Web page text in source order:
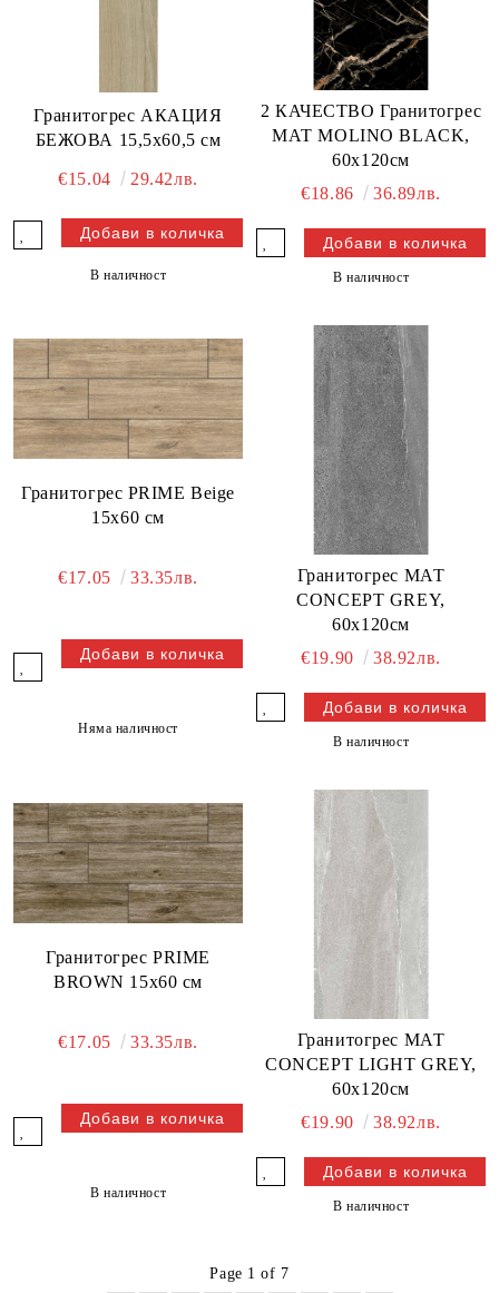
Гранитогрес АКАЦИЯ
БЕЖОВА 15,5x60,5 см
€15.04 29.42лв.
В наличност
2 КАЧЕСТВО Гранитогрес
МАТ MOLINO BLACK,
60х120см
€18.86
36.89лв.
В наличност
Гранитогрес PRIME Beige
15x60 см
€17.05 33.35лв.
Няма наличност
Гранитогрес МАТ
CONCEPT GREY,
60х120см
€19.90
38.92лв.
В наличност
Гранитогрес PRIME
BROWN 15x60 см
€17.05 33.35лв.
В наличност
Гранитогрес МАТ
CONCEPT LIGHT GREY,
60х120см
€19.90
38.92лв.
В наличност
Page 1 of 7